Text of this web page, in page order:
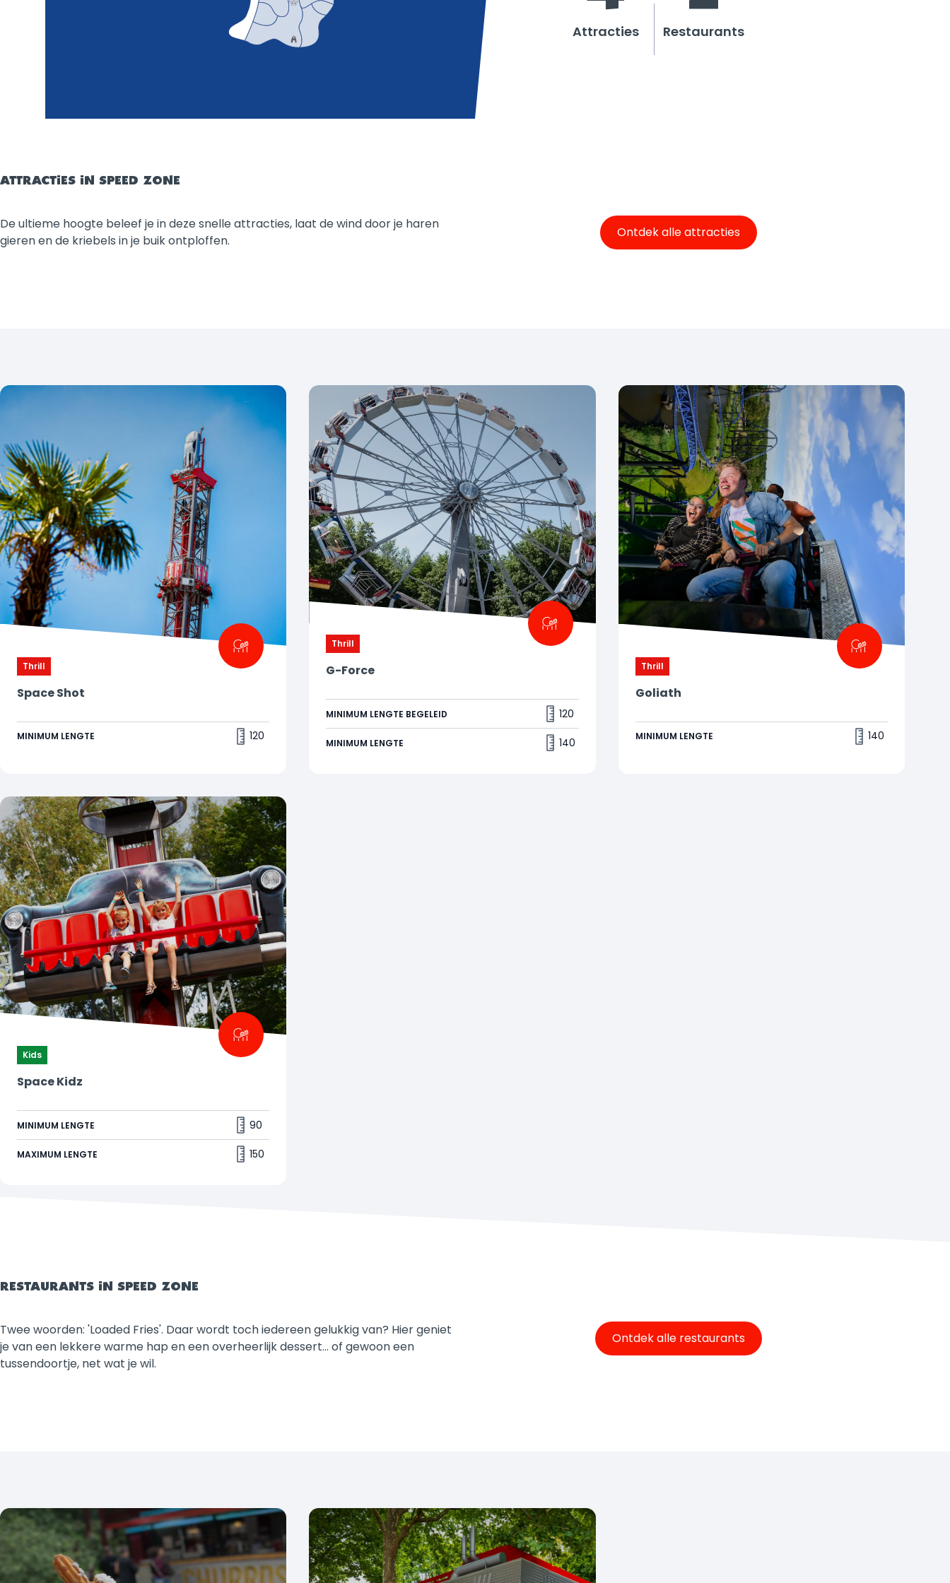
Attracties Restaurants
ATTRACTIES IN SPEED ZONE
De ultieme hoogte beleef je in deze snelle attracties, laat de wind door je haren
gieren en de kriebels in je buik ontploffen.
Ontdek alle attracties
Thrill
Space Shot
3..2..1.. GO! In Space Shot schiet je in een split-
second 60 meter de lucht in. Het leuke is, je valt
MINIMUM LENGTE 120
Thrill
G-Force
Stap in G-Force en ontdek wat G-krachten zijn! In
dit grote ronddraaiende rad draai je rondjes over
de kop. Kan jouw maag het aan? 😁
MINIMUM LENGTE BEGELEID 120
MINIMUM LENGTE 140
Thrill
Goliath
In deze langste achtbaan van de Benelux raas je
MINIMUM LENGTE 140
Kids
Space Kidz
Schiet de ruimte in met Space Kidz. Spannend
voor onze allerkleinste astronauten. Heb jij je kind
ook altijd naar de ruimte willen sturen? 😱
MINIMUM LENGTE 90
MAXIMUM LENGTE 150
RESTAURANTS IN SPEED ZONE
Twee woorden: 'Loaded Fries'. Daar wordt toch iedereen gelukkig van? Hier geniet
je van een lekkere warme hap en een overheerlijk dessert... of gewoon een
tussendoortje, net wat je wil.
Ontdek alle restaurants